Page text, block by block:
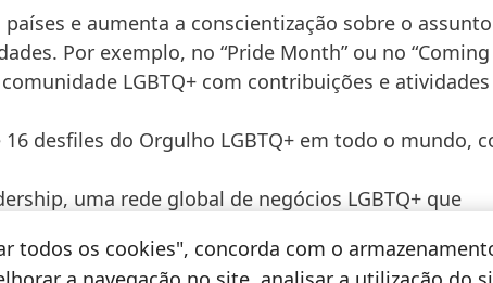
e aumenta a conscientização sobre o assunto
Por exemplo, no “Pride Month” ou no “Coming
LGBTQ+ com contribuições e atividades
desfiles do Orgulho LGBTQ+ em todo o mundo,
uma rede global de negócios LGBTQ+ que
LGBTQ+ e ferramentas essenciais para
todos os cookies", concorda com o